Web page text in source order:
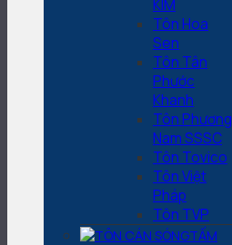
KIM
Tôn Hoa
Sen
Tôn Tân
Phước
Khanh
Tôn Phương
Nam SSSC
Tôn Tovico
Tôn Việt
Pháp
Tôn TVP
TẤM